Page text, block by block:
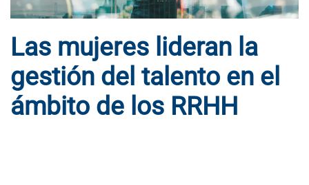
Las mujeres lideran la
gestión del talento en el
ámbito de los RRHH